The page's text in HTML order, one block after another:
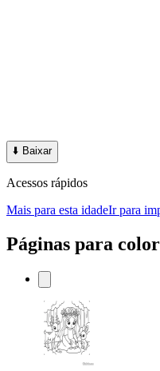
⬇️ Baixar
Acessos rápidos
Mais para esta idadeIr para
Páginas para